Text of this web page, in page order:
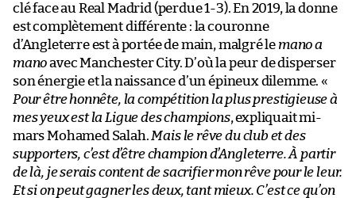
clé face au Real Madrid (perdue 1-3). En 2019, la donne
est complètement différente : la couronne
d’Angleterre est à portée de main, malgré le mano a
manoavec Manchester City. D’où la peur de disperser
son énergie et la naissance d’un épineux dilemme. «
Pour être honnête, la compétition la plus prestigieuse à
mes yeux est la Ligue des champions, expliquait mi-
mars Mohamed Salah. Mais le rêve du club et des
supporters, c’est d’être champion d’Angleterre. À partir
de là, je serais content de sacrifier mon rêve pour le leur.
Et si on peut gagner les deux, tant mieux. C’est ce qu’on